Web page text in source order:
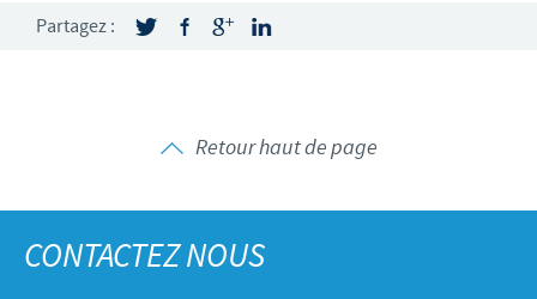
Partagez :
Retour haut de page
CONTACTEZ NOUS